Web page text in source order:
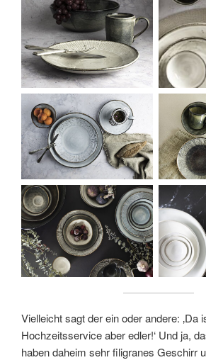
Vielleicht sagt der ein oder andere: ‚Da
Hochzeitsservice aber edler!‘ Und ja,
haben daheim sehr filigranes Geschirr